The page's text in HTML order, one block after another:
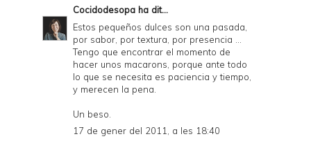
Cocidodesopa ha dit...
Estos pequeños dulces son una pasada,
por sabor, por textura, por presencia ...
Tengo que encontrar el momento de
hacer unos macarons, porque ante todo
lo que se necesita es paciencia y tiempo,
y merecen la pena.
Un beso.
17 de gener del 2011, a les 18:40